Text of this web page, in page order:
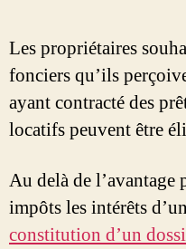
Les propriétaires
fonciers qu’ils
ayant contracté des
locatifs peuvent être
Au delà de l’avantage
impôts les intérêts
constitution d’un